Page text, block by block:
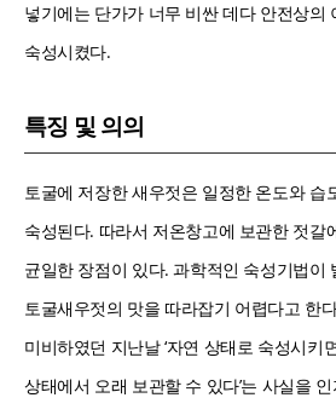
넣기에는 단가가 너무 비싼 데다 안전상의
숙성시켰다.
특징 및 의의
토굴에 저장한 새우젓은 일정한 온도와 습
숙성된다. 따라서 저온창고에 보관한 젓갈
균일한 장점이 있다. 과학적인 숙성기법이
토굴새우젓의 맛을 따라잡기 어렵다고 한
미비하였던 지난날 ‘자연 상태로 숙성시키
상태에서 오래 보관할 수 있다’는 사실을